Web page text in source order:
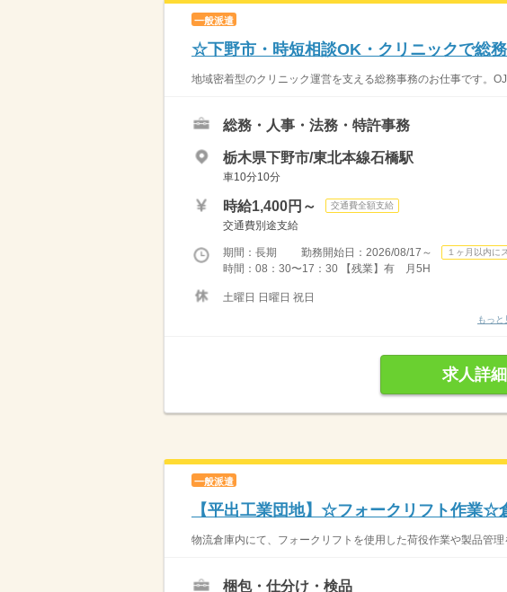
一般派遣
☆下野市・時短相談OK・クリニックで総
地域密着型のクリニック運営を支える総務事務のお仕事です。
総務・人事・法務・特許事務
栃木県下野市/東北本線石橋駅
車10分10分
時給1,400円～ 交通費全額支給
交通費別途支給
期間：長期 勤務開始日：2026/08/17～ １ヶ月以内に
時間：08：30〜17：30 【残業】有 月5H
土曜日 日曜日 祝日
もっと
求人詳
一般派遣
【平出工業団地】☆フォークリフト作業☆
物流倉庫内にて、フォークリフトを使用した荷役作業や製品管
梱包・仕分け・検品